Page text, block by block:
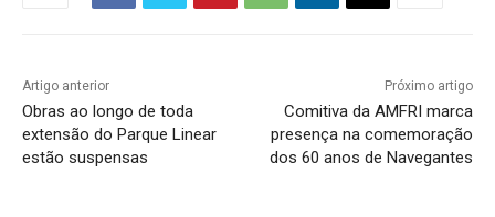
Artigo anterior
Obras ao longo de toda
extensão do Parque Linear
estão suspensas
Próximo artigo
Comitiva da AMFRI marca
presença na comemoração
dos 60 anos de Navegantes